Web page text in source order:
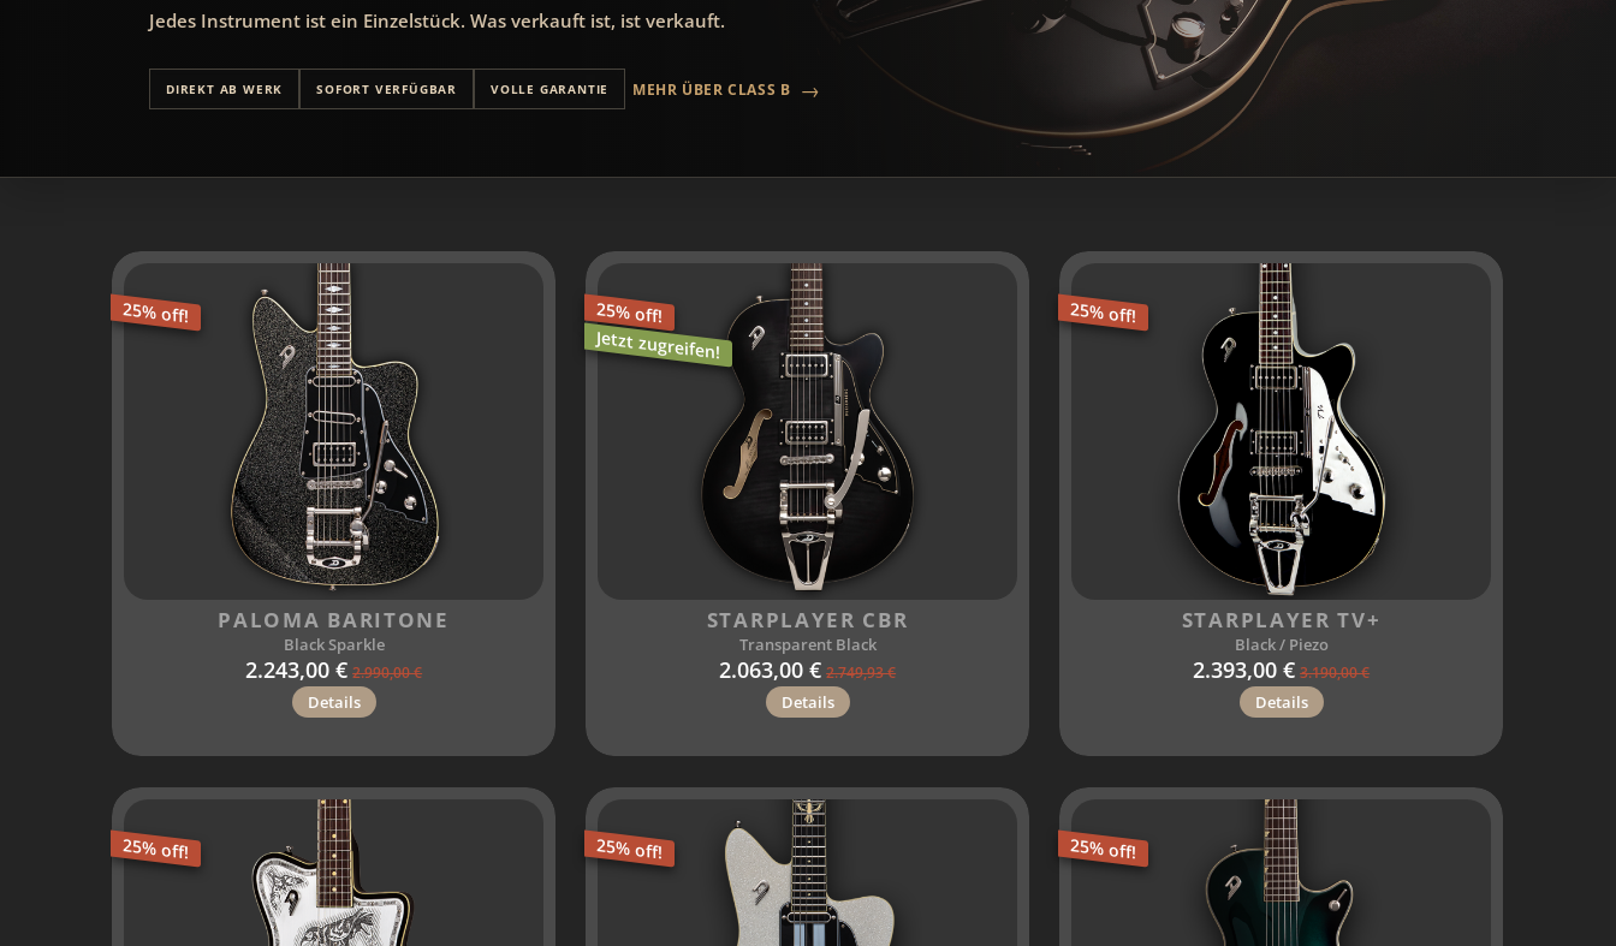
Jedes Instrument ist ein Einzelstück. Was verkauft ist, ist verkauft.
DIREKT AB WERK SOFORT VERFÜGBAR VOLLE GARANTIE MEHR ÜBER CLASS B →
25% off!
2.243,00 € 2.990,00 €
PALOMA BARITONE
Black Sparkle
Details
25% off!
Jetzt zugreifen!
2.063,00 € 2.749,93 €
STARPLAYER CBR
Transparent Black
Details
25% off!
2.393,00 € 3.190,00 €
STARPLAYER TV+
Black / Piezo
Details
25% off! 25% off! 25% off!